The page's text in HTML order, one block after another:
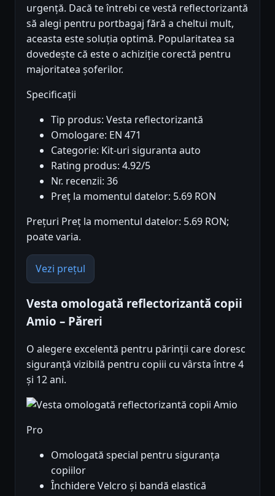
urgență. Dacă te întrebi ce vestă reflectorizantă
să alegi pentru portbagaj fără a cheltui mult,
aceasta este soluția optimă. Popularitatea sa
dovedește că este o achiziție corectă pentru
majoritatea șoferilor.
Specificații
Tip produs: Vesta reflectorizantă
Omologare: EN 471
Categorie: Kit-uri siguranta auto
Rating produs: 4.92/5
Nr. recenzii: 36
Preț la momentul datelor: 5.69 RON
Prețuri Preț la momentul datelor: 5.69 RON;
poate varia.
Vezi prețul
Vesta omologată reflectorizantă copii
Amio – Păreri
O alegere excelentă pentru părinții care doresc
siguranță vizibilă pentru copiii cu vârsta între 4
și 12 ani.
Pro
Omologată special pentru siguranța
copiilor
Închidere Velcro și bandă elastică